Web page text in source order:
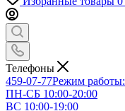
Телефоны
459-07-77Режим работы:
ПН-СБ 10:00-20:00
ВС 10:00-19:00